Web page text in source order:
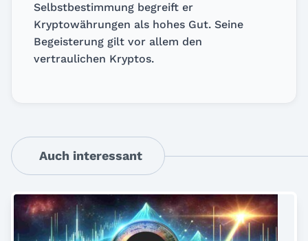
Selbstbestimmung begreift er
Kryptowährungen als hohes Gut. Seine
Begeisterung gilt vor allem den
vertraulichen Kryptos.
Auch interessant